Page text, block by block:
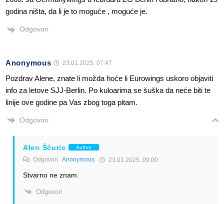
godina ništa, da li je to moguće , moguće je.
Odgovori
Anonymous 23.01.2025. 07:47
Pozdrav Alene, znate li možda hoće li Eurowings uskoro objaviti
info za letove SJJ-Berlin. Po kuloarima se šuška da neće biti te
linije ove godine pa Vas zbog toga pitam.
Odgovori
Alen Šćuric Author
Odgovori Anonymous 23.01.2025. 09:00
Stvarno ne znam.
Odgovori